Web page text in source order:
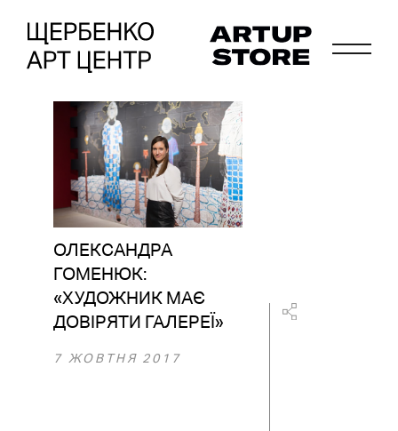
ОЛЕКСАНДРА
ГОМЕНЮК:
«ХУДОЖНИК МАЄ
ДОВІРЯТИ ГАЛЕРЕЇ»
7 ЖОВТНЯ 2017